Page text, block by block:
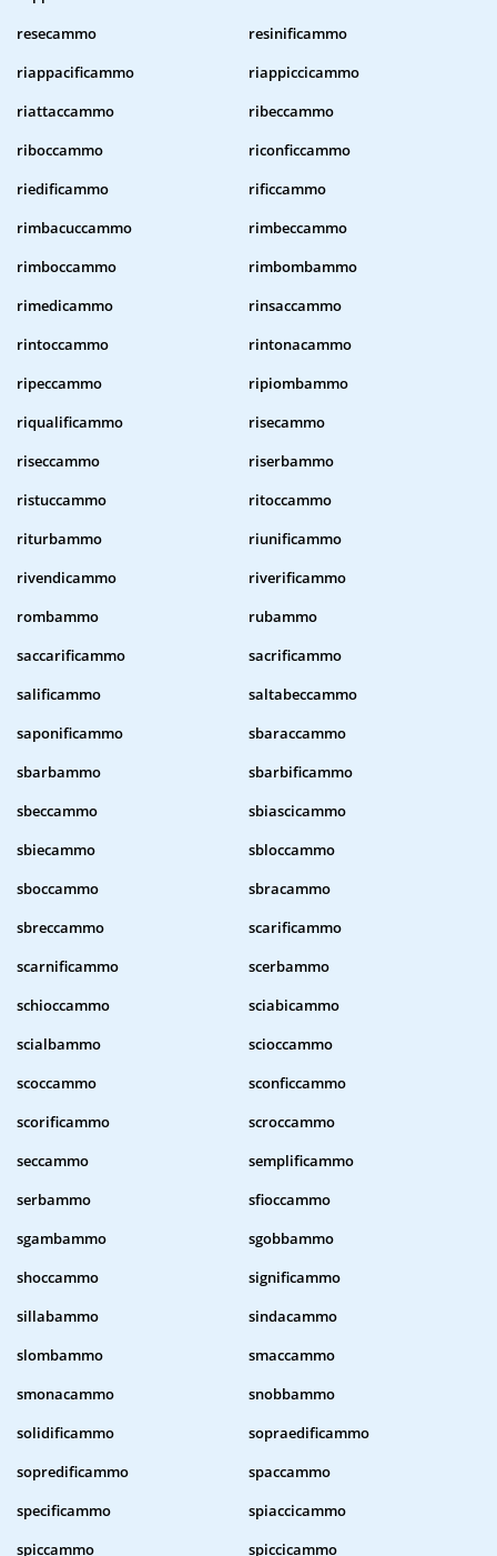
resecammo
resinificammo
riappacificammo
riappiccicammo
riattaccammo
ribeccammo
riboccammo
riconficcammo
riedificammo
rificcammo
rimbacuccammo
rimbeccammo
rimboccammo
rimbombammo
rimedicammo
rinsaccammo
rintoccammo
rintonacammo
ripeccammo
ripiombammo
riqualificammo
risecammo
riseccammo
riserbammo
ristuccammo
ritoccammo
riturbammo
riunificammo
rivendicammo
riverificammo
rombammo
rubammo
saccarificammo
sacrificammo
salificammo
saltabeccammo
saponificammo
sbaraccammo
sbarbammo
sbarbificammo
sbeccammo
sbiascicammo
sbiecammo
sbloccammo
sboccammo
sbracammo
sbreccammo
scarificammo
scarnificammo
scerbammo
schioccammo
sciabicammo
scialbammo
scioccammo
scoccammo
sconficcammo
scorificammo
scroccammo
seccammo
semplificammo
serbammo
sfioccammo
sgambammo
sgobbammo
shoccammo
significammo
sillabammo
sindacammo
slombammo
smaccammo
smonacammo
snobbammo
solidificammo
sopraedificammo
sopredificammo
spaccammo
specificammo
spiaccicammo
spiccammo
spiccicammo